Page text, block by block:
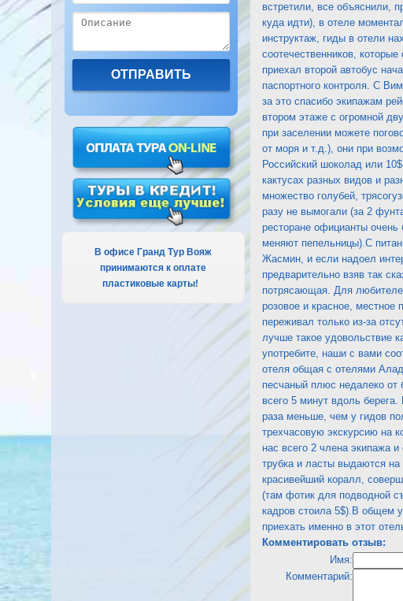
В офисе Гранд Тур Вояж
принимаются к оплате
пластиковые карты!
встретили, все объяснили,
куда идти), в отеле
инструктаж, гиды в отели
соотечественников,
приехал второй автобус
паспортного контроля. С
за это спасибо экипажам
втором этаже с огромной
при заселении можете
от моря и т.д.), они при
Российский шоколад или
кактусах разных видов и
множество голубей,
разу не вымогали (за 2
ресторане официанты очень
меняют пепельницы).С
Жасмин, и если надоел
предварительно взяв так
потрясающая. Для
розовое и красное, местное
переживал только из-за
лучше такое удовольствие
употребите, наши с вами
отеля общая с отелями
песчаный плюс недалеко от
всего 5 минут вдоль
раза меньше, чем у гидов
трехчасовую экскурсию на
нас всего 2 члена экипажа
трубка и ласты выдаются
красивейший коралл,
(там фотик для подводной
кадров стоила 5$).В общем
приехать именно в этот
Комментировать отзыв:
Имя:
Комментарий: